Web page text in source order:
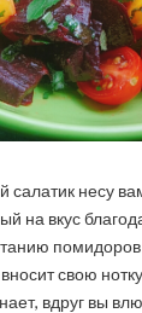
салатик несу
на вкус
помидоров
свою
вдруг вы